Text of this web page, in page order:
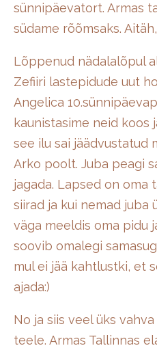
sünnipäevatort. Armas
südame rõõmsaks.
Lõppenud nädalalõpul
Zefiiri lastepidude uut
Angelica
kaunistasime neid koos
see ilu sai jäädvustatud
Arko poolt. Juba peagi
jagada. Lapsed on oma
siirad ja kui nemad juba
väga meeldis oma pidu
soovib omalegi
mul ei jää kahtlustki, et
ajada:)
No ja siis veel üks
teele. Armas Tallinnas